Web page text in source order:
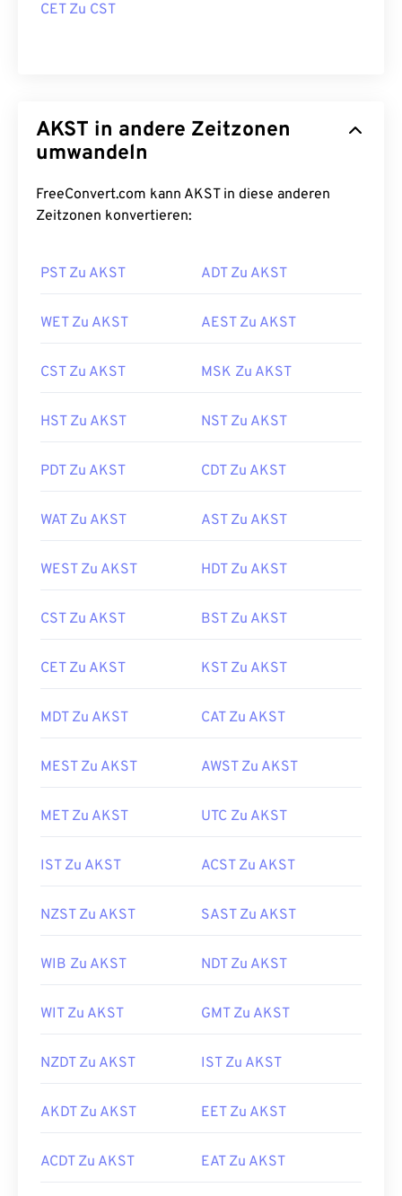
CET Zu CST
AKST in andere Zeitzonen
umwandeln
FreeConvert.com kann AKST in diese anderen
Zeitzonen konvertieren:
PST Zu AKST ADT Zu AKST
WET Zu AKST AEST Zu AKST
CST Zu AKST MSK Zu AKST
HST Zu AKST NST Zu AKST
PDT Zu AKST CDT Zu AKST
WAT Zu AKST AST Zu AKST
WEST Zu AKST HDT Zu AKST
CST Zu AKST BST Zu AKST
CET Zu AKST KST Zu AKST
MDT Zu AKST CAT Zu AKST
MEST Zu AKST AWST Zu AKST
MET Zu AKST UTC Zu AKST
IST Zu AKST ACST Zu AKST
NZST Zu AKST SAST Zu AKST
WIB Zu AKST NDT Zu AKST
WIT Zu AKST GMT Zu AKST
NZDT Zu AKST IST Zu AKST
AKDT Zu AKST EET Zu AKST
ACDT Zu AKST EAT Zu AKST